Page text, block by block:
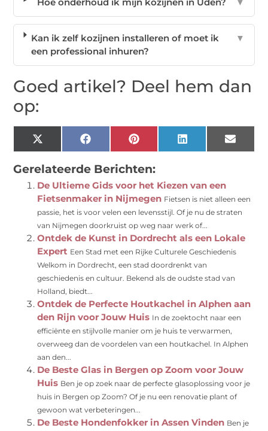
Kan ik zelf kozijnen installeren of moet ik
een professional inhuren?
▼
Goed artikel? Deel hem dan
op:
X
(Twitter)
Facebook Pinterest LinkedIn Email
Gerelateerde Berichten:
De Ultieme Gids voor het Kiezen van een
Fietsenmaker in Nijmegen Fietsen is niet alleen een
passie, het is voor velen een levensstijl. Of je nu de straten
van Nijmegen doorkruist op weg naar werk of...
Ontdek de Kunst in Dordrecht als een Lokale
Expert Een Stad met een Rijke Culturele Geschiedenis
Welkom in Dordrecht, een stad doordrenkt van
geschiedenis en cultuur. Bekend als de oudste stad van
Holland, biedt...
Ontdek de Perfecte Houtkachel in Alphen aan
den Rijn voor Jouw Huis In de zoektocht naar een
efficiënte en stijlvolle manier om je huis te verwarmen,
overweeg dan de voordelen van een houtkachel. In Alphen
aan den...
De Beste Glas in Bergen op Zoom voor Jouw
Huis Ben je op zoek naar de perfecte glasoplossing voor je
huis in Bergen op Zoom? Of je nu een renovatie plant of
gewoon wat verbeteringen...
De Beste Hondenfokker in Assen Vinden Ben je